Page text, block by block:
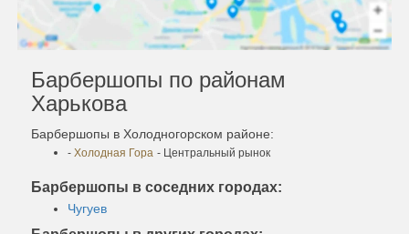
Барбершопы по районам
Харькова
Барбершопы в Холодногорском районе:
- Холодная Гора - Центральный рынок
Барбершопы в соседних городах:
Чугуев